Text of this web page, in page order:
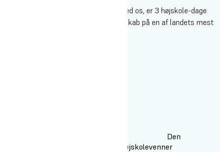
At være med på Heartland sammen med os, er 3 højskole-dage
fyldt med fest, musik, kunst og fællesskab på en af landets mest
Den
smukkeste festival med dine højskolevenner